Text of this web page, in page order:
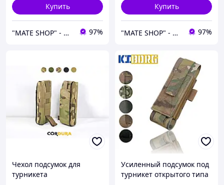
Купить
"MATE SHOP" - интернет-магазин для сильных духом! 97%
Купить
"MATE SHOP" - интернет-магазин для сильных духом! 97%
Чехол подсумок для
турникета
Усиленный подсумок под
турникет открытого типа